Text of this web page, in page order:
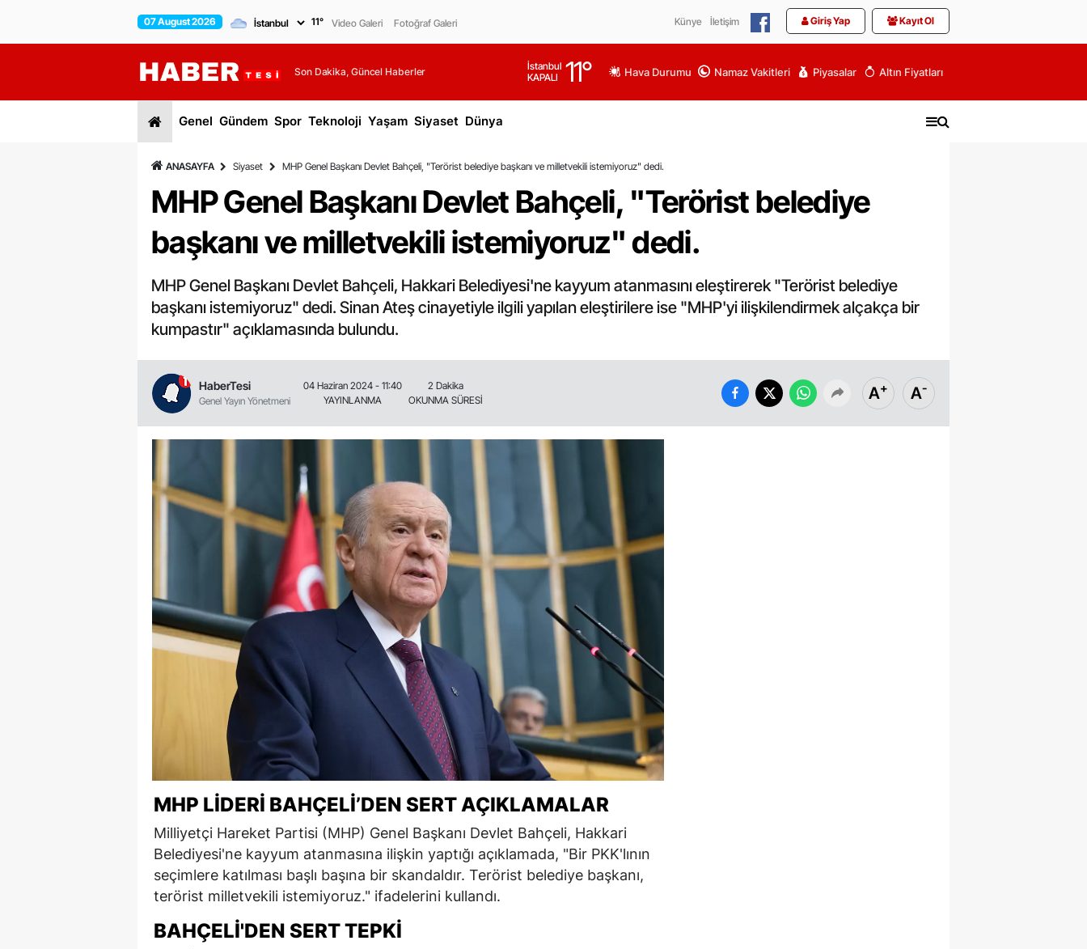
07 August 2026 11° Video Galeri Fotoğraf Galeri Künye İletişim Giriş Yap Kayıt Ol
Son Dakika, Güncel Haberler
İstanbul
KAPALI
11° Hava Durumu Namaz Vakitleri Piyasalar Altın Fiyatları
Genel Gündem Spor Teknoloji Yaşam Siyaset Dünya
ANASAYFA Siyaset MHP Genel Başkanı Devlet Bahçeli, "Terörist belediye başkanı ve milletvekili istemiyoruz" dedi.
MHP Genel Başkanı Devlet Bahçeli, "Terörist belediye
başkanı ve milletvekili istemiyoruz" dedi.
MHP Genel Başkanı Devlet Bahçeli, Hakkari Belediyesi'ne kayyum atanmasını eleştirerek "Terörist belediye
başkanı istemiyoruz" dedi. Sinan Ateş cinayetiyle ilgili yapılan eleştirilere ise "MHP'yi ilişkilendirmek alçakça bir
kumpastır" açıklamasında bulundu.
HaberTesi
Genel Yayın Yönetmeni
04 Haziran 2024 - 11:40
YAYINLANMA
2 Dakika
OKUNMA SÜRESİ
A+ A-
MHP LIDERI BAHÇELI’DEN SERT AÇIKLAMALAR
Milliyetçi Hareket Partisi (MHP) Genel Başkanı Devlet Bahçeli, Hakkari
Belediyesi'ne kayyum atanmasına ilişkin yaptığı açıklamada, "Bir PKK'lının
seçimlere katılması başlı başına bir skandaldır. Terörist belediye başkanı,
terörist milletvekili istemiyoruz." ifadelerini kullandı.
BAHÇELI'DEN SERT TEPKI